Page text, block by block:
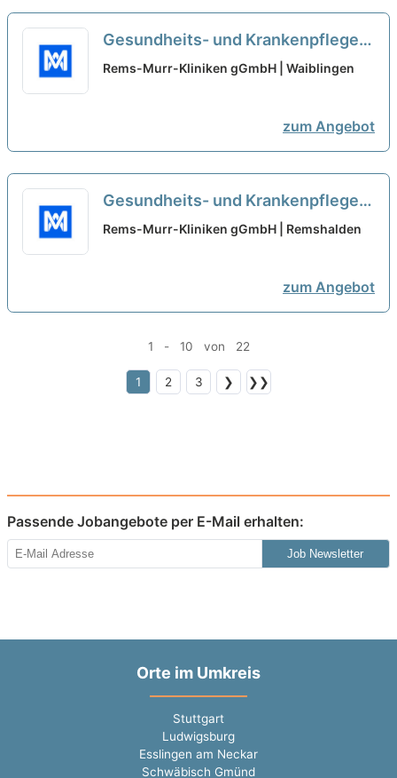
Gesundheits- und Krankenpfleger
(m/w/d) - Geriatrie und
Rems-Murr-Kliniken gGmbH | Waiblingen
zum Angebot
Gesundheits- und Krankenpfleger
(m/w/d) - Geriatrie und
Rems-Murr-Kliniken gGmbH | Remshalden
zum Angebot
1 - 10 von 22
1 2 3 ❯ ❯❯
Passende Jobangebote per E-Mail erhalten:
Job Newsletter
Orte im Umkreis
Stuttgart
Ludwigsburg
Esslingen am Neckar
Schwäbisch Gmünd